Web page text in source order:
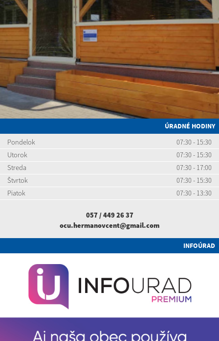
ÚRADNÉ HODINY
Pondelok
07:30 - 15:30
Utorok
07:30 - 15:30
Streda
07:30 - 17:00
Štvrtok
07:30 - 15:30
Piatok
07:30 - 13:30
057 / 449 26 37
ocu.hermanovcent@gmail.com
INFOÚRAD